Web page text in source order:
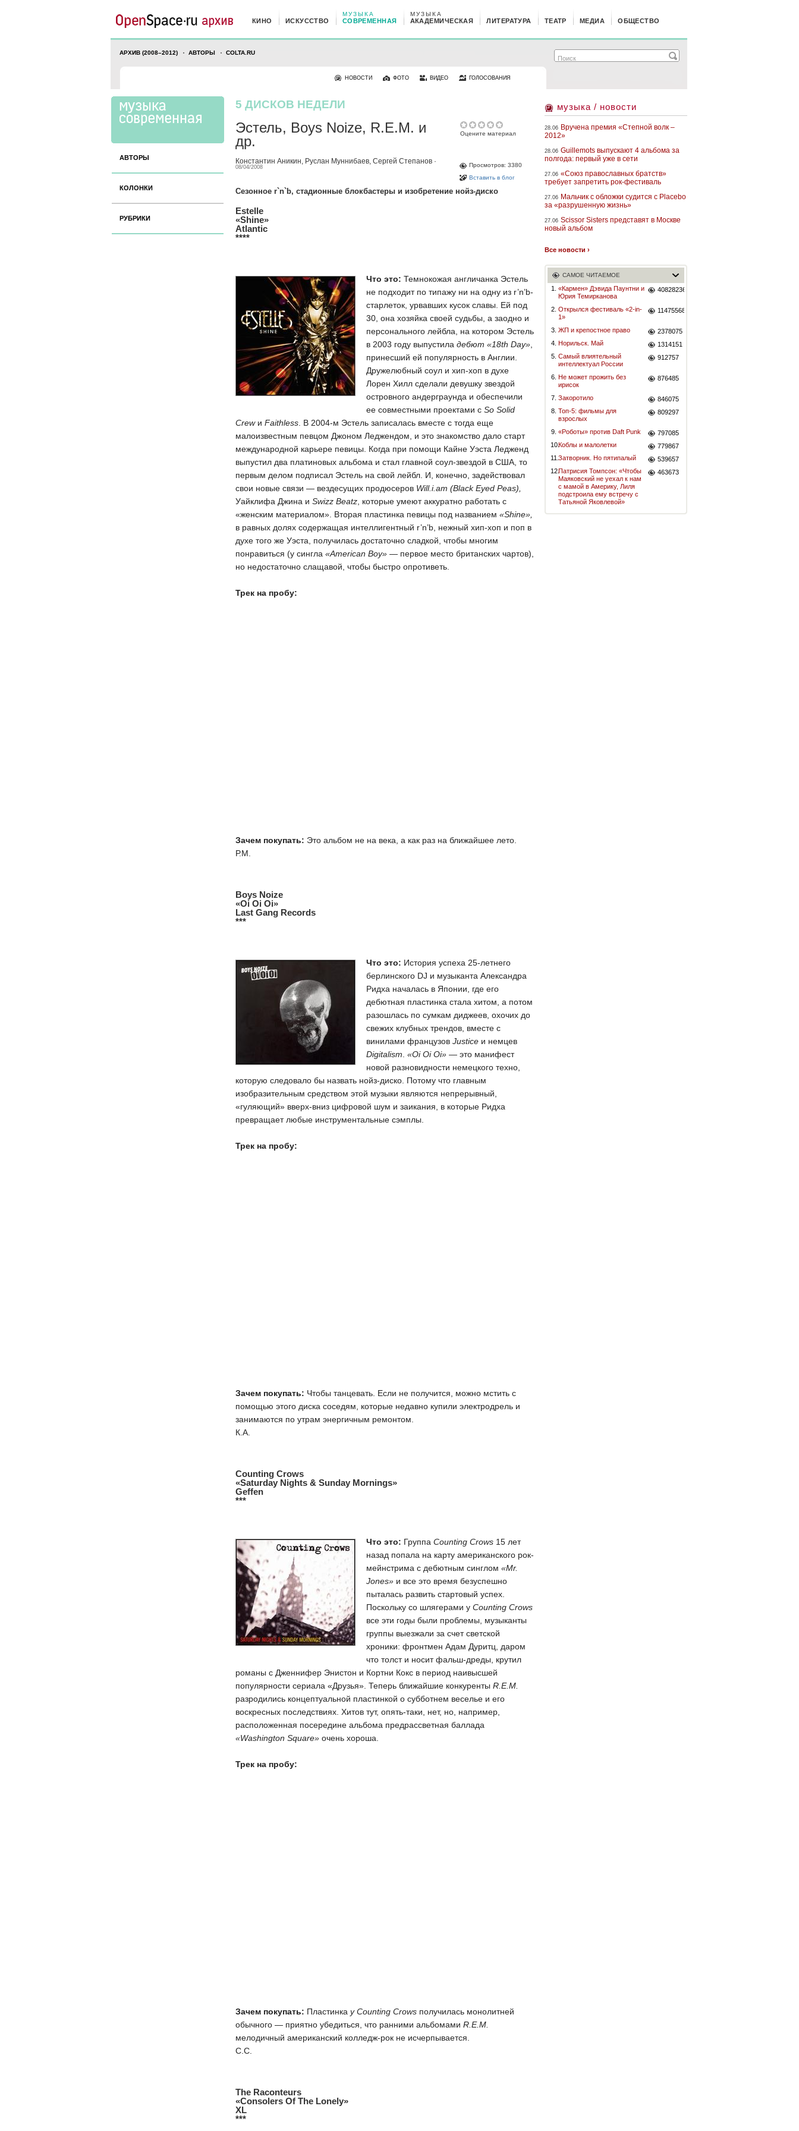
КИНО ИСКУССТВО СОВРЕМЕННАЯ
МУЗЫКА
АКАДЕМИЧЕСКАЯ
МУЗЫКА
ЛИТЕРАТУРА ТЕАТР МЕДИА ОБЩЕСТВО
АРХИВ (2008–2012) АВТОРЫ COLTA.RU
НОВОСТИ ФОТО ВИДЕО ГОЛОСОВАНИЯ
АВТОРЫ
КОЛОНКИ
РУБРИКИ
5 ДИСКОВ НЕДЕЛИ
Оцените материал
Просмотров: 3380
Вставить в блог
Эстель, Boys Noize, R.E.M. и
др.
Константин Аникин, Руслан Муннибаев, Сергей Степанов ·
08/04/2008
Сезонное r`n`b, стадионные блокбастеры и изобретение нойз-диско
Estelle
«Shine»
Atlantic
****
Что это: Темнокожая англичанка Эстель
не подходит по типажу ни на одну из r’n’b-
старлеток, урвавших кусок славы. Ей под
30, она хозяйка своей судьбы, а заодно и
персонального лейбла, на котором Эстель
в 2003 году выпустила дебют «18th Day»
принесший ей популярность в Англии.
Дружелюбный соул и хип-хоп в духе
Лорен Хилл сделали девушку звездой
островного андерграунда и обеспечили
ее совместными проектами с So Solid
Crewи Faithless . В 2004-м Эстель записалась вместе с тогда еще
малоизвестным певцом Джоном Леджендом, и это знакомство дало старт
международной карьере певицы. Когда при помощи Кайне Уэста Ледженд
выпустил два платиновых альбома и стал главной соул-звездой в США, то
первым делом подписал Эстель на свой лейбл. И, конечно, задействовал
свои новые связи — вездесущих продюсеров Will.i.am (Black Eyed Peas),
Уайклифа Джина и Swizz Beatz , которые умеют аккуратно работать с
«женским материалом». Вторая пластинка певицы под названием «Shine»,
в равных долях содержащая интеллигентный r’n’b, нежный хип-хоп и поп в
духе того же Уэста, получилась достаточно сладкой, чтобы многим
понравиться (у сингла «American Boy» — первое место британских чартов),
но недостаточно слащавой, чтобы быстро опротиветь.
Трек на пробу:
Зачем покупать: Это альбом не на века, а как раз на ближайшее лето.
Р.М.
Boys Noize
«Oi Oi Oi»
Last Gang Records
***
Что это: История успеха 25-летнего
берлинского DJ и музыканта Александра
Ридха началась в Японии, где его
дебютная пластинка стала хитом, а потом
разошлась по сумкам диджеев, охочих до
свежих клубных трендов, вместе с
винилами французов Justice и немцев
Digitalism «Oi Oi Oi» — это манифест
новой разновидности немецкого техно,
которую следовало бы назвать нойз-диско. Потому что главным
изобразительным средством этой музыки являются непрерывный,
«гуляющий» вверх-вниз цифровой шум и заикания, в которые Ридха
превращает любые инструментальные сэмплы.
Трек на пробу:
Зачем покупать: Чтобы танцевать. Если не получится, можно мстить с
помощью этого диска соседям, которые недавно купили электродрель и
занимаются по утрам энергичным ремонтом.
К.А.
Counting Crows
«Saturday Nights & Sunday Mornings»
Geffen
***
Что это: Группа Counting Crows 15 лет
назад попала на карту американского рок-
мейнстрима с дебютным синглом «Mr.
Jones» и все это время безуспешно
пыталась развить стартовый успех.
Поскольку со шлягерами у Counting Crows
все эти годы были проблемы, музыканты
группы выезжали за счет светской
хроники: фронтмен Адам Дуритц, даром
что толст и носит фальш-дреды, крутил
романы с Дженнифер Энистон и Кортни Кокс в период наивысшей
популярности сериала «Друзья». Теперь ближайшие конкуренты R.E.M.
разродились концептуальной пластинкой о субботнем веселье и его
воскресных последствиях. Хитов тут, опять-таки, нет, но, например,
расположенная посередине альбома предрассветная баллада
«Washington Square» очень хороша.
Трек на пробу:
Зачем покупать: Пластинка у Counting Crows получилась монолитней
обычного — приятно убедиться, что ранними альбомами R.E.M.
мелодичный американский колледж-рок не исчерпывается.
С.С.
The Raconteurs
«Consolers Of The Lonely»
XL
***
музыка / новости
28.06 Вручена премия «Степной волк –
2012»
28.06 Guillemots выпускают 4 альбома за
полгода: первый уже в сети
27.06 «Союз православных братств»
требует запретить рок-фестиваль
27.06 Мальчик с обложки судится с Placebo
за «разрушенную жизнь»
27.06 Scissor Sisters представят в Москве
новый альбом
Все новости ›
САМОЕ ЧИТАЕМОЕ
1.
«Кармен» Дэвида Паунтни и
Юрия Темирканова
40828236
2. Открылся фестиваль «2-in-
1»
11475568
3. ЖП и крепостное право
2378075
4. Норильск. Май
1314151
5. Самый влиятельный
интеллектуал России
912757
6. Не может прожить без
ирисок
876485
7. Закоротило
846075
8. Топ-5: фильмы для
взрослых
809297
9. «Роботы» против Daft Punk
797085
10.Коблы и малолетки
779867
11.Затворник. Но пятипалый
539657
12.Патрисия Томпсон: «Чтобы
Маяковский не уехал к нам
с мамой в Америку, Лиля
подстроила ему встречу с
Татьяной Яковлевой»
463673